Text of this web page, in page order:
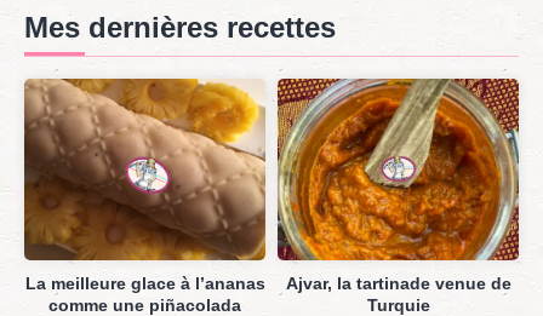
Mes dernières recettes
La meilleure glace à l’ananas
comme une piñacolada
Ajvar, la tartinade venue de
Turquie